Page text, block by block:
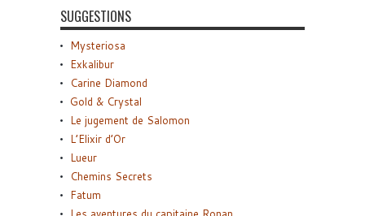
SUGGESTIONS
Mysteriosa
Exkalibur
Carine Diamond
Gold & Crystal
Le jugement de Salomon
L’Elixir d’Or
Lueur
Chemins Secrets
Fatum